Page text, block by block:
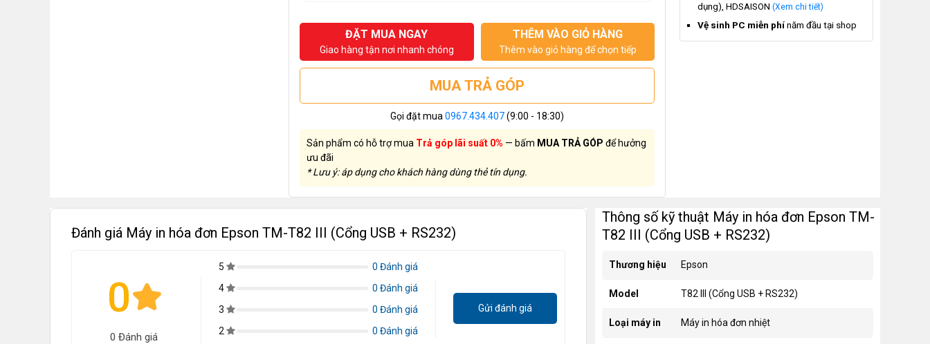
ĐẶT MUA NGAY
Giao hàng tận nơi nhanh chóng
THÊM VÀO GIỎ HÀNG
Thêm vào giỏ hàng để chọn tiếp
MUA TRẢ GÓP
Gọi đặt mua 0967.434.407(9:00 - 18:30)
Sản phẩm có hỗ trợ mua Trả góp lãi suất 0% — bấm MUA TRẢ GÓP để hưởng
ưu đãi
* Lưu ý: áp dụng cho khách hàng dùng thẻ tín dụng.
dụng), HDSAISON (Xem chi tiết)
Vệ sinh PC miễn phínăm đầu tại shop
Đánh giá Máy in hóa đơn Epson TM-T82 III (Cổng USB + RS232)
0
0 Đánh giá
5
0 Đánh giá
4
0 Đánh giá
3
0 Đánh giá
2
0 Đánh giá
Gửi đánh giá
Thông số kỹ thuật Máy in hóa đơn Epson TM-
T82 III (Cổng USB + RS232)
Thương hiệu Epson
Model T82 III (Cổng USB + RS232)
Loại máy in Máy in hóa đơn nhiệt